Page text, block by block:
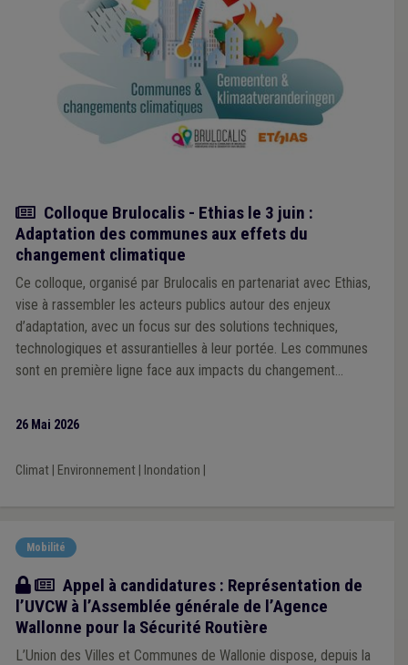
Actualité
Colloque Brulocalis - Ethias le 3 juin :
Adaptation des communes aux effets du
changement climatique
Ce colloque, organisé par Brulocalis en partenariat avec Ethias,
vise à rassembler les acteurs publics autour des enjeux
d’adaptation, avec un focus sur des solutions techniques,
technologiques et assurantielles à leur portée. Les communes
sont en première ligne face aux impacts du changement
premier temps d’échanges autour des réalités de terrain et des
d’adaptation et de gestion des risques.
26 Mai 2026
Climat| Environnement| Inondation
Mobilité
Actualité
Appel à candidatures : Représentation de
l’UVCW à l’Assemblée générale de l’Agence
Wallonne pour la Sécurité Routière
L’Union des Villes et Communes de Wallonie dispose, depuis la